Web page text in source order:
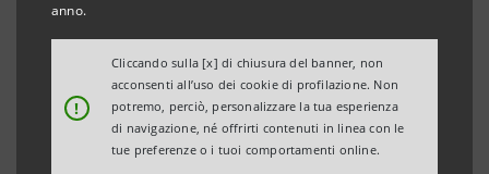
anno.
!
Cliccando sulla [x] di chiusura del banner, non
acconsenti all’uso dei cookie di profilazione. Non
potremo, perciò, personalizzare la tua esperienza
di navigazione, né offrirti contenuti in linea con le
tue preferenze o i tuoi comportamenti online.
Rapporto Analisi dei Settori Industriali* - Ottobre
• Il manifatturiero italiano chiuderà il 2018 con un
fatturato in aumento dell’1.7% a prezzi costanti, in